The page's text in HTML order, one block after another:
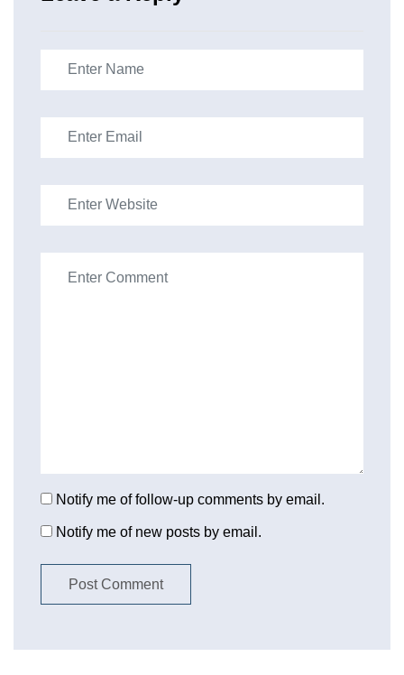
Notify me of follow-up comments by email.
Notify me of new posts by email.